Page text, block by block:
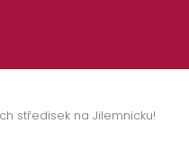
středisek na Jilemnicku!